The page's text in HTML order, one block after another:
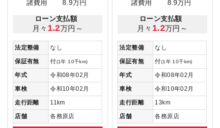
諸費用 8.9万円
ローン支払額
月々 1.2万円～
法定整備
なし
保証有無
付(1年 10千km)
年式
令和08年02月
車検
令和10年02月
走行距離
11km
店舗
各務原店
諸費用 8.9万円
ローン支払額
月々 1.2万円～
法定整備
なし
保証有無
付(1年 10千km)
年式
令和08年02月
車検
令和10年02月
走行距離
13km
店舗
各務原店